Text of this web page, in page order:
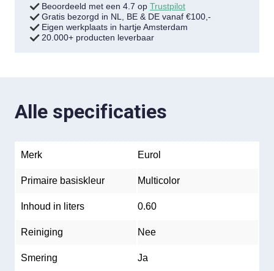
Beoordeeld met een 4.7 op Trustpilot
Gratis bezorgd in NL, BE & DE vanaf €100,-
Eigen werkplaats in hartje Amsterdam
20.000+ producten leverbaar
Alle specificaties
Merk Eurol
Primaire basiskleur Multicolor
Inhoud in liters 0.60
Reiniging Nee
Smering Ja